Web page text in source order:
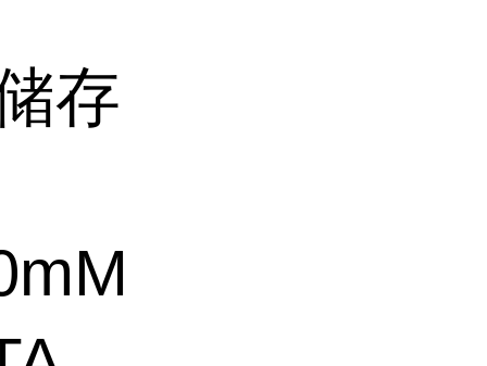
存